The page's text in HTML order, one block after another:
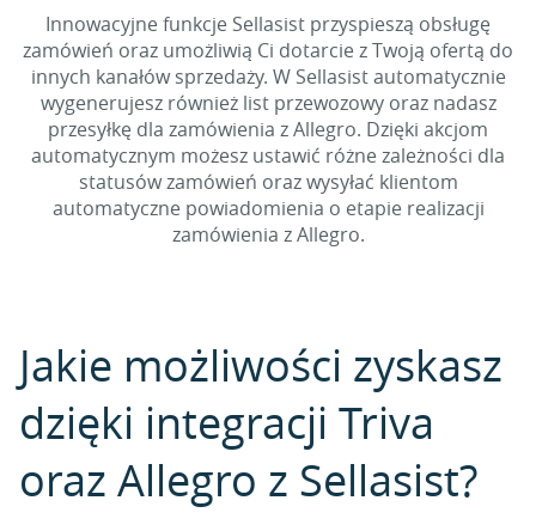
Innowacyjne funkcje Sellasist przyspieszą obsługę
zamówień oraz umożliwią Ci dotarcie z Twoją ofertą do
innych kanałów sprzedaży. W Sellasist automatycznie
wygenerujesz również list przewozowy oraz nadasz
przesyłkę dla zamówienia z Allegro. Dzięki akcjom
automatycznym możesz ustawić różne zależności dla
statusów zamówień oraz wysyłać klientom
automatyczne powiadomienia o etapie realizacji
zamówienia z Allegro.
Jakie możliwości zyskasz
dzięki integracji Triva
oraz Allegro z Sellasist?